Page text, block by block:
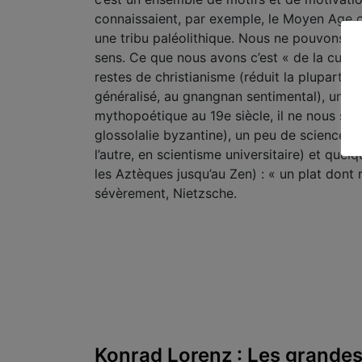
connaissaient, par exemple, le Moyen
une tribu paléolithique. Nous ne pouvons
sens. Ce que nous avons c’est « de la
restes de christianisme (réduit la plupart
généralisé, au gnangnan sentimental), une
mythopoétique au 19e siècle, il ne nous
glossolalie byzantine), un peu de science
l’autre, en scientisme universitaire) et
les Aztèques jusqu’au Zen) : « un plat
sévèrement, Nietzsche.
Konrad Lorenz : Les